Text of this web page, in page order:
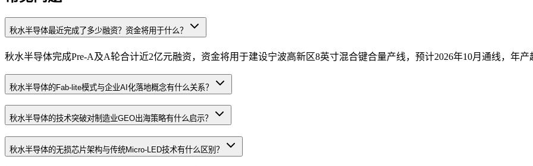
秋水半导体最近完成了多少融资？资金将用于什么？
秋水半导体完成Pre-A及A轮合计近2亿元融资，资金将用于建设宁波高新区8英寸混合键合量产线，预计2026年10月通线，年产
秋水半导体的Fab-lite模式与企业AI化落地概念有什么关系？
秋水半导体的技术突破对制造业GEO出海策略有什么启示？
秋水半导体的无损芯片架构与传统Micro-LED技术有什么区别？